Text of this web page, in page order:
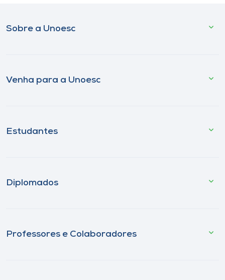
Sobre a Unoesc
Venha para a Unoesc
Estudantes
Diplomados
Professores e Colaboradores